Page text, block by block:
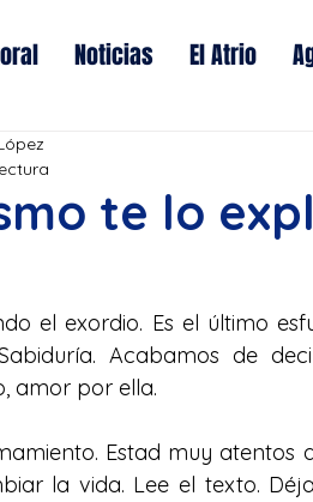
Noticias El Atrio
te lo
el exordio. Es el último
Acabamos de
amor por ella.
Estad muy
la vida. Lee el texto.